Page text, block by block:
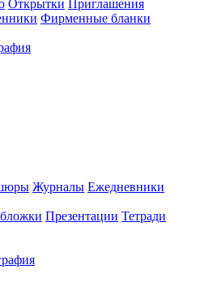
Открытки Приглашения
Фирменные бланки
Журналы Ежедневники
Презентации Тетради